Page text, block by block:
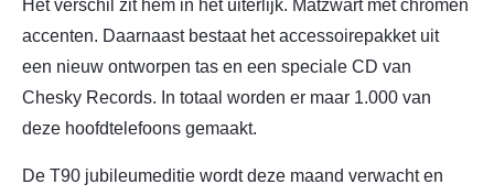
Het verschil zit hem in het uiterlijk. Matzwart met chromen
accenten. Daarnaast bestaat het accessoirepakket uit
een nieuw ontworpen tas en een speciale CD van
Chesky Records. In totaal worden er maar 1.000 van
deze hoofdtelefoons gemaakt.
De T90 jubileumeditie wordt deze maand verwacht en